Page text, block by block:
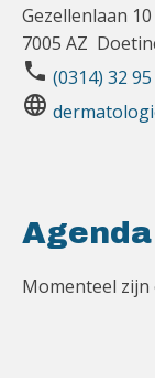
Gezellenlaan 10
7005 AZ
phone (0314) 32 95
language
Agenda
Momenteel zijn